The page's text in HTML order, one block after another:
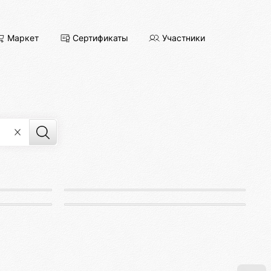
Маркет Сертификаты Участники